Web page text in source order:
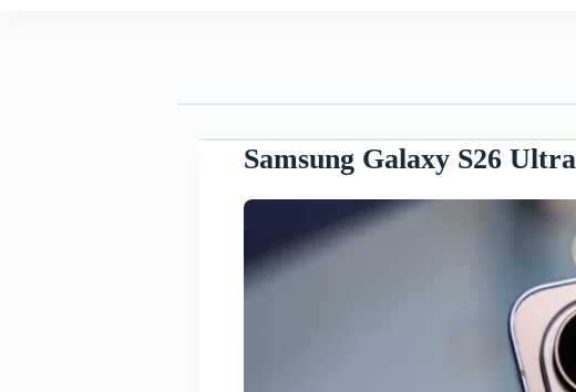
Samsung Galaxy S26